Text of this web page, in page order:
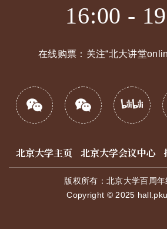
16:00 -
在线购票：关注“北大讲堂
北京大学主页 北京大学会议中心
版权所有：北京大学百周
Copyright © 2025